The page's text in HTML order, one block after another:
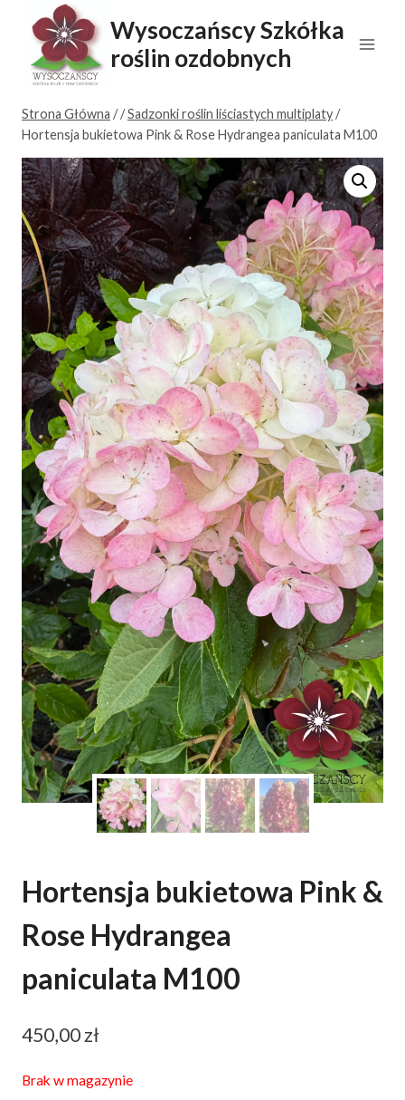
treści
Wysoczańscy Szkółka
roślin ozdobnych
Strona Główna //Sadzonki roślin liściastych multiplaty/
Hortensja bukietowa Pink & Rose Hydrangea paniculata M100
Hortensja bukietowa Pink &
Rose Hydrangea
paniculata M100
450,00zł
Brak w magazynie